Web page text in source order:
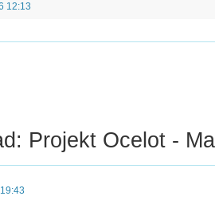
12:13
Projekt Ocelot -